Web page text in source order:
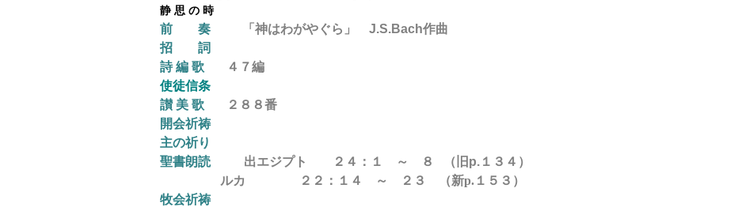
静 思 の 時
前 奏
「神はわがやぐら」 J.S.Bach作曲
招 詞
詩 編 歌
４７編
使徒信条
讃 美 歌
２８８番
開会祈祷
主の祈り
聖書朗読
出エジプト ２４ ：１ ～ ８ （旧p.１３４ ）
ルカ ２２：１４ ～ ２３ （新p.１５３）
牧会祈祷